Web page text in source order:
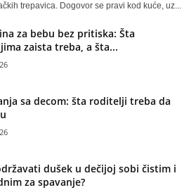
trepavica. Dogovor se pravi kod kuće, uz...
za bebu bez pritiska: Šta
zaista treba, a šta...
sa decom: šta roditelji treba da
dušek u dečijoj sobi čistim i
za spavanje?